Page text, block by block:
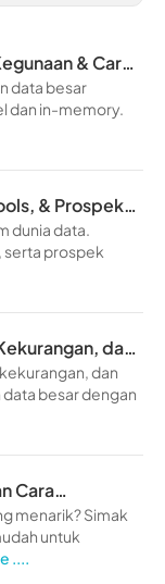
& Cara
data besar
dan in-memory.
& Prospek
dunia data.
serta prospek
dan
dan
besar dengan
Cara
menarik? Simak
untuk
....